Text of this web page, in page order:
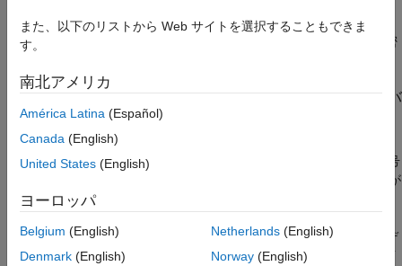
MATLAB Function ブロックを使用したデー
項目一覧
MATLAB Function ブロックを使用したデー
タ型オーバーライド
固定小数点データ型と MATLAB Function ブ
参考
関数によって効率的な C/C++ コードが生成されます。このコー
ドは、組み込みターゲット環境のメモリやデータ型の要件を厳密
MATLAB Functionブロックを使用したデータ型オーバ
ーライド
Simulink モデルでデータ型オーバーライドを指定する
Functionブロックを使用すると、このブロックによって入力信号
およびパラメーター タイプのデータ型オーバーライドの等価値が
決まります。次に、これらの等価値を使用して、シミュレーショ
入力信号またはパラメーターのデータ型と、Simulink モデルのデ
ータ型オーバーライドの設定を使用して、データ型オーバーライ
また、以下のリストから Web サイトを選択することもできま
す。
南北アメリカ
América Latina (Español)
Canada (English)
United States (English)
ヨーロッパ
Belgium (English)
Denmark (English)
Netherlands(English)
Norway(English)